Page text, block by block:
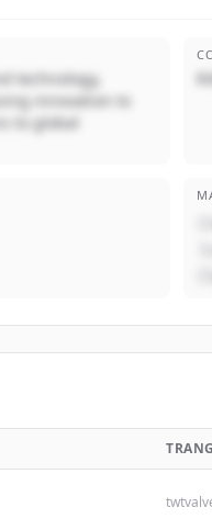
technology,
innovation to
to global